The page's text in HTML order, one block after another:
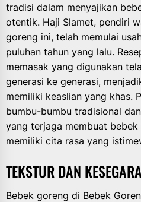
tradisi dalam menyajikan
otentik. Haji Slamet, pendiri
goreng ini, telah memulai
puluhan tahun yang lalu.
memasak yang digunakan
generasi ke generasi,
memiliki keaslian yang khas.
bumbu-bumbu tradisional
yang terjaga membuat
memiliki cita rasa yang
TEKSTUR DAN
Bebek goreng di Bebek